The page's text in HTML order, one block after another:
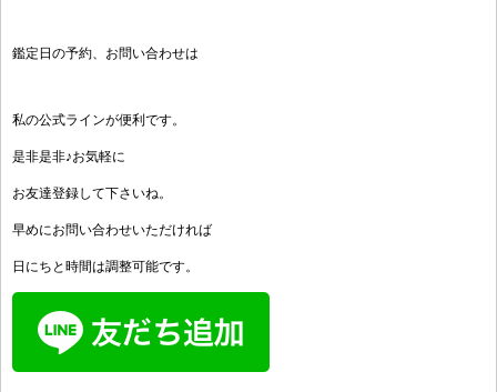
鑑定日の予約、お問い合わせは
私の公式ラインが便利です。
是非是非♪お気軽に
お友達登録して下さいね。
早めにお問い合わせいただければ
日にちと時間は調整可能です。